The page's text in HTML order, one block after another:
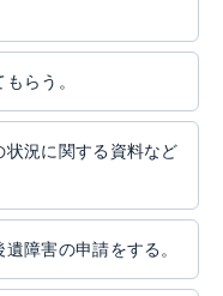
らう。
況に関する資料など
障害の申請をする。